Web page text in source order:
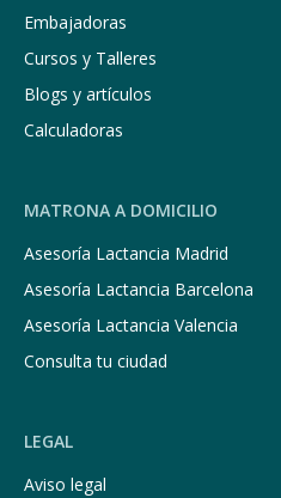
Embajadoras
Cursos y Talleres
Blogs y artículos
Calculadoras
MATRONA A DOMICILIO
Asesoría Lactancia Madrid
Asesoría Lactancia Barcelona
Asesoría Lactancia Valencia
Consulta tu ciudad
LEGAL
Aviso legal